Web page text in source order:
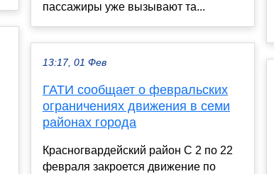
пассажиры уже вызывают та...
13:17, 01 Фев
ГАТИ сообщает о февральских
ограничениях движения в семи
районах города
Красногвардейский район С 2 по 22
февраля закроется движение по